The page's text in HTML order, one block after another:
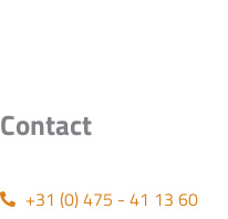
Contact
+31 (0) 475 - 41 13 60